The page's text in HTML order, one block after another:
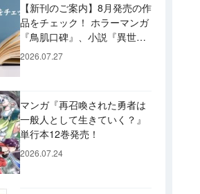
【新刊のご案内】8月発売の作
品をチェック！ ホラーマンガ
『鳥肌口碑』、小説『異世界
居酒屋「げん」』、文庫『カ
2026.07.27
マンガ『再召喚された勇者は
一般人として生きていく？』
単行本12巻発売！
2026.07.24